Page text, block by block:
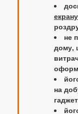
не
дому,
на